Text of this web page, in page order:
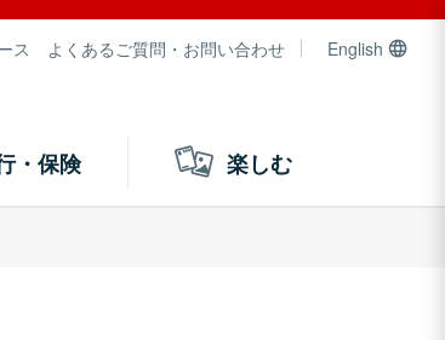
ス よくあるご質問・お問い合わせ English
・保険 楽しむ